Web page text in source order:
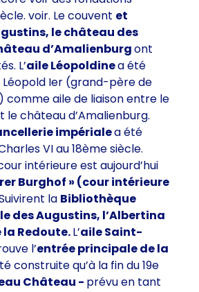
voir. Le couvent et
le château des
d’Amalienburgont
L’aile Léopoldinea été
Ier (grand-père de
comme aile de liaison entre le
le château d’Amalienburg.
impérialea été
VI au 18ème siècle.
intérieure est aujourd’hui
Burghof » (cour intérieure
la Bibliothèque
des Augustins, l’Albertina
la Redoute.L’aile Saint-
l’entrée principale de la
construite qu’à la fin du 19e
Château - prévu en tant